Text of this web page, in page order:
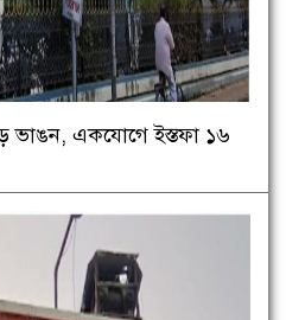
ভাঙন, একযোগে ইস্তফা ১৬